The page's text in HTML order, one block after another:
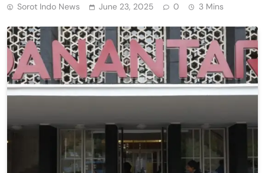
Sorot Indo News June 23, 2025 0 3 Mins